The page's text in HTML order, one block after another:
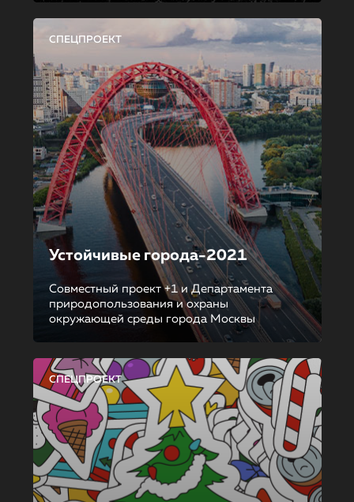
СПЕЦПРОЕКТ
Устойчивые города-2021
Совместный проект +1 и Департамента
природопользования и охраны
окружающей среды города Москвы
СПЕЦПРОЕКТ